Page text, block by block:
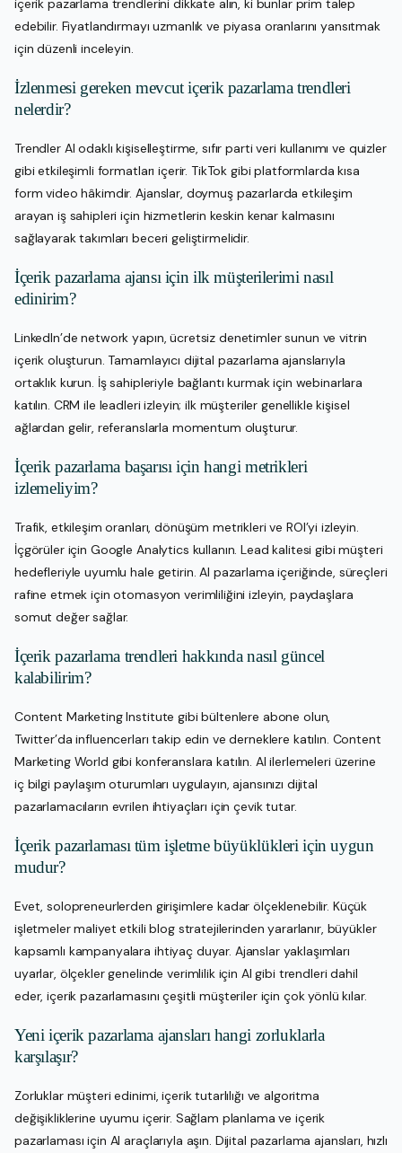
içerik pazarlama trendlerini dikkate alın, ki bunlar prim talep
edebilir. Fiyatlandırmayı uzmanlık ve piyasa oranlarını yansıtmak
için düzenli inceleyin.
İzlenmesi gereken mevcut içerik pazarlama trendleri
nelerdir?
Trendler AI odaklı kişiselleştirme, sıfır parti veri kullanımı ve quizler
gibi etkileşimli formatları içerir. TikTok gibi platformlarda kısa
form video hâkimdir. Ajanslar, doymuş pazarlarda etkileşim
arayan iş sahipleri için hizmetlerin keskin kenar kalmasını
sağlayarak takımları beceri geliştirmelidir.
İçerik pazarlama ajansı için ilk müşterilerimi nasıl
edinirim?
LinkedIn’de network yapın, ücretsiz denetimler sunun ve vitrin
içerik oluşturun. Tamamlayıcı dijital pazarlama ajanslarıyla
ortaklık kurun. İş sahipleriyle bağlantı kurmak için webinarlara
katılın. CRM ile leadleri izleyin; ilk müşteriler genellikle kişisel
ağlardan gelir, referanslarla momentum oluşturur.
İçerik pazarlama başarısı için hangi metrikleri
izlemeliyim?
Trafik, etkileşim oranları, dönüşüm metrikleri ve ROI’yi izleyin.
İçgörüler için Google Analytics kullanın. Lead kalitesi gibi müşteri
hedefleriyle uyumlu hale getirin. AI pazarlama içeriğinde, süreçleri
rafine etmek için otomasyon verimliliğini izleyin, paydaşlara
somut değer sağlar.
İçerik pazarlama trendleri hakkında nasıl güncel
kalabilirim?
Content Marketing Institute gibi bültenlere abone olun,
Twitter’da influencerları takip edin ve derneklere katılın. Content
Marketing World gibi konferanslara katılın. AI ilerlemeleri üzerine
iç bilgi paylaşım oturumları uygulayın, ajansınızı dijital
pazarlamacıların evrilen ihtiyaçları için çevik tutar.
İçerik pazarlaması tüm işletme büyüklükleri için uygun
mudur?
Evet, solopreneurlerden girişimlere kadar ölçeklenebilir. Küçük
işletmeler maliyet etkili blog stratejilerinden yararlanır, büyükler
kapsamlı kampanyalara ihtiyaç duyar. Ajanslar yaklaşımları
uyarlar, ölçekler genelinde verimlilik için AI gibi trendleri dahil
eder, içerik pazarlamasını çeşitli müşteriler için çok yönlü kılar.
Yeni içerik pazarlama ajansları hangi zorluklarla
karşılaşır?
Zorluklar müşteri edinimi, içerik tutarlılığı ve algoritma
değişikliklerine uyumu içerir. Sağlam planlama ve içerik
pazarlaması için AI araçlarıyla aşın. Dijital pazarlama ajansları, hızlı